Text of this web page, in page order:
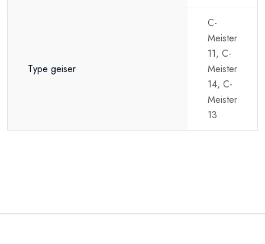
Type geiser
C-
Meister
11, C-
Meister
14, C-
Meister
13